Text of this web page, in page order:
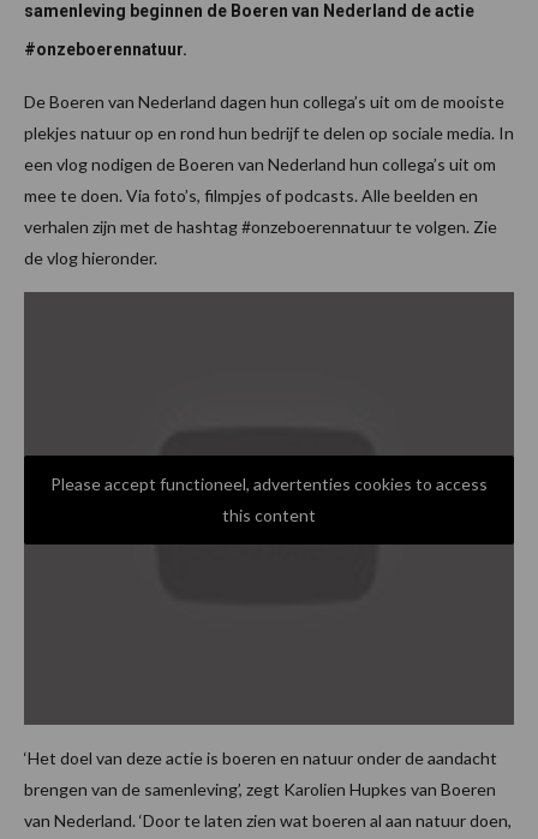
samenleving beginnen de Boeren van Nederland de actie
#onzeboerennatuur.
De Boeren van Nederland dagen hun collega’s uit om de mooiste
plekjes natuur op en rond hun bedrijf te delen op sociale media. In
een vlog nodigen de Boeren van Nederland hun collega’s uit om
mee te doen. Via foto’s, filmpjes of podcasts. Alle beelden en
verhalen zijn met de hashtag #onzeboerennatuur te volgen. Zie
de vlog hieronder.
Please accept functioneel, advertenties cookies to access
this content
‘Het doel van deze actie is boeren en natuur onder de aandacht
brengen van de samenleving’, zegt Karolien Hupkes van Boeren
van Nederland. ‘Door te laten zien wat boeren al aan natuur doen,